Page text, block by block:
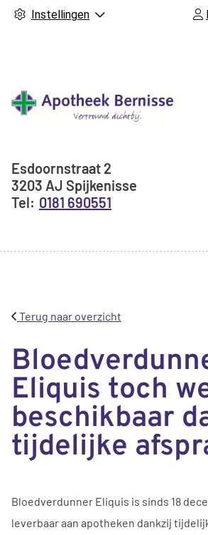
Instellingen
Adresgegevens
Esdoornstraat 2
3203 AJ Spijkenisse
0181 690551
Terug naar overzicht
Eliquis toch
beschikbaar
tijdelijke
Bloedverdunner Eliquis is sinds 18
leverbaar aan apotheken dankzij